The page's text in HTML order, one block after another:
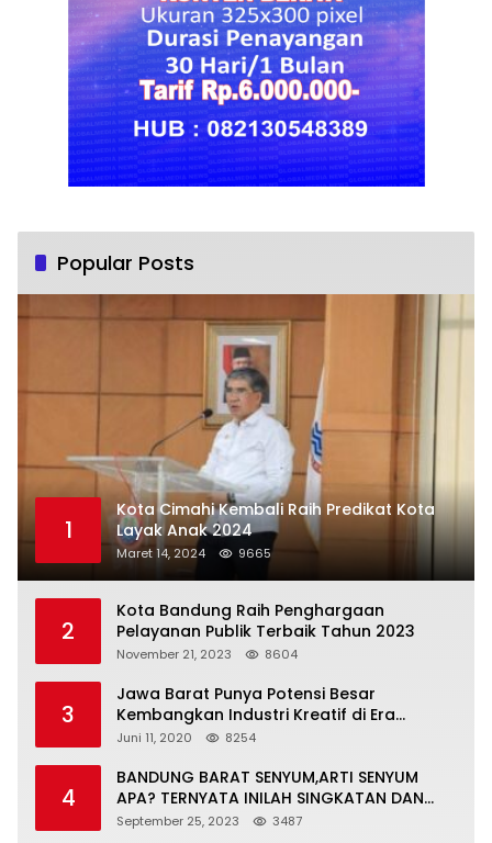
Popular Posts
1
Kota Cimahi Kembali Raih Predikat Kota
Layak Anak 2024
Maret 14, 2024 9665
2
Kota Bandung Raih Penghargaan
Pelayanan Publik Terbaik Tahun 2023
November 21, 2023 8604
3
Jawa Barat Punya Potensi Besar
Kembangkan Industri Kreatif di Era
Normal Baru
Juni 11, 2020 8254
4
BANDUNG BARAT SENYUM,ARTI SENYUM
APA? TERNYATA INILAH SINGKATAN DAN
MAKNANYA
September 25, 2023 3487